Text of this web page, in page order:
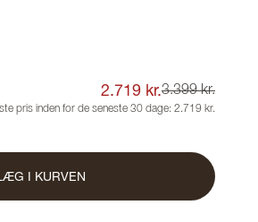
2.719 kr.3.399 kr.
pris inden for de seneste 30 dage: 2.719 kr.
I KURVEN